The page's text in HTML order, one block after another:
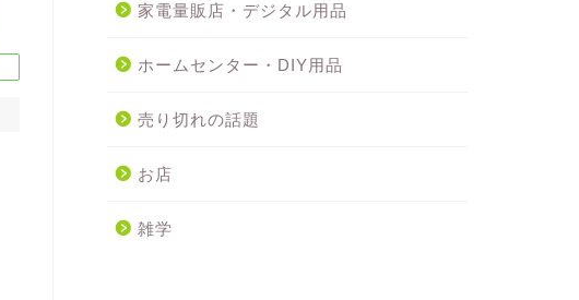
家電量販店・デジタル用品
ホームセンター・DIY用品
売り切れの話題
お店
雑学